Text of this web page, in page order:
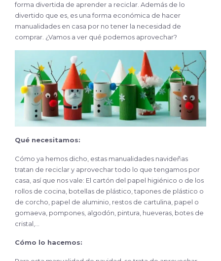
forma divertida de aprender a reciclar. Además de lo
divertido que es, es una forma económica de hacer
manualidades en casa por no tener la necesidad de
comprar. ¿Vamos a ver qué podemos aprovechar?
Qué necesitamos:
Cómo ya hemos dicho, estas manualidades navideñas
tratan de reciclar y aprovechar todo lo que tengamos por
casa, así que nos vale: El cartón del papel higiénico o de los
rollos de cocina, botellas de plástico, tapones de plástico o
de corcho, papel de aluminio, restos de cartulina, papel o
gomaeva, pompones, algodón, pintura, hueveras, botes de
cristal,…
Cómo lo hacemos: